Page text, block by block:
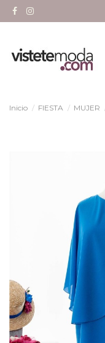
Inicio FIESTA MUJER